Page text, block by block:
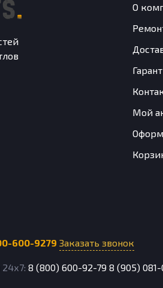
О
Мой
600-9279 Заказать звонок
8 (800) 600-92-79 8 (905) 081-